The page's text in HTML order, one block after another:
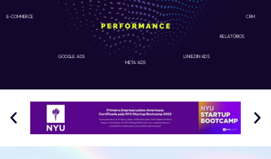
GOOGLE ADS LINKEDIN ADS
E-COMMERCE
META ADS
CRM
RELATÓRIOS